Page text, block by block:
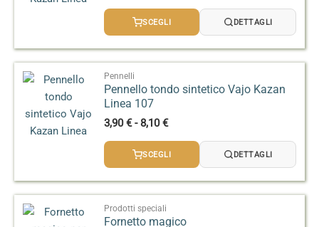
prezzo:
SCEGLI DETTAGLI
Pennelli
Pennello tondo sintetico Vajo Kazan
Linea 107
3,90€ - 8,10€Fascia
prezzo:
SCEGLI DETTAGLI
Prodotti speciali
Fornetto magico